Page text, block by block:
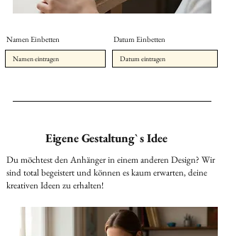
Namen Einbetten Datum Einbetten
Eigene Gestaltung` s Idee
Du möchtest den Anhänger in einem anderen Design? Wir
sind total begeistert und können es kaum erwarten, deine
kreativen Ideen zu erhalten!